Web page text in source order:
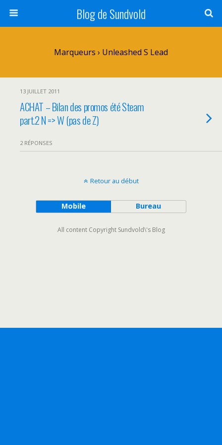
Blog de Sundvold
Marqueurs › Unleashed S Lead
13 JUILLET 2011
ACHAT – Bilan des promos été Steam
part.2 N => W (pas de Z)
2 RÉPONSES
Retour au début
Mobile Bureau
All content Copyright Sundvold\'s Blog